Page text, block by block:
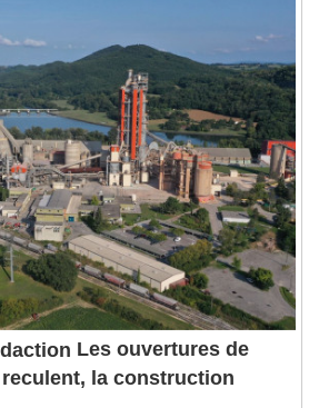
Les ouvertures de
la construction